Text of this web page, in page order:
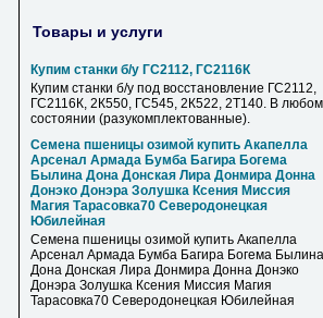
Товары и услуги
Купим станки б/у ГС2112, ГС2116К
Купим станки б/у под восстановление ГС2112,
ГС2116К, 2К550, ГС545, 2К522, 2Т140. В любом
состоянии (разукомплектованные).
Семена пшеницы озимой купить Акапелла
Арсенал Армада Бумба Багира Богема
Былина Дона Донская Лира Донмира Донна
Донэко Донэра Золушка Ксения Миссия
Магия Тарасовка70 Северодонецкая
Юбилейная
Семена пшеницы озимой купить Акапелла
Арсенал Армада Бумба Багира Богема Былина
Дона Донская Лира Донмира Донна Донэко
Донэра Золушка Ксения Миссия Магия
Тарасовка70 Северодонецкая Юбилейная